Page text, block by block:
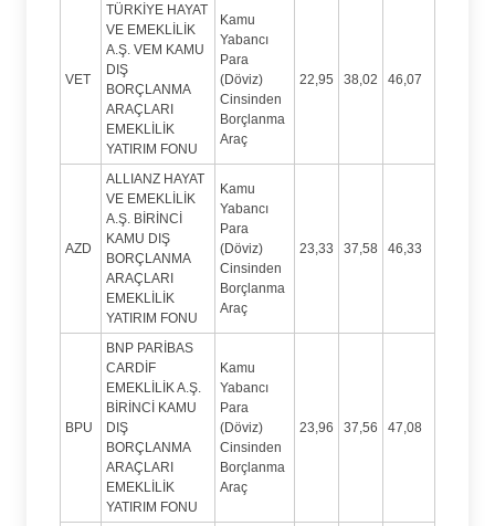
VET
TÜRKİYE HAYAT
VE EMEKLİLİK
A.Ş. VEM KAMU
DIŞ
BORÇLANMA
ARAÇLARI
EMEKLİLİK
YATIRIM FONU
Kamu
Yabancı
Para
(Döviz)
Cinsinden
Borçlanma
Araç
22,95 38,02 46,07
AZD
ALLIANZ HAYAT
VE EMEKLİLİK
A.Ş. BİRİNCİ
KAMU DIŞ
BORÇLANMA
ARAÇLARI
EMEKLİLİK
YATIRIM FONU
Kamu
Yabancı
Para
(Döviz)
Cinsinden
Borçlanma
Araç
23,33 37,58 46,33
BPU
BNP PARİBAS
CARDİF
EMEKLİLİK A.Ş.
BİRİNCİ KAMU
DIŞ
BORÇLANMA
ARAÇLARI
EMEKLİLİK
YATIRIM FONU
Kamu
Yabancı
Para
(Döviz)
Cinsinden
Borçlanma
Araç
23,96 37,56 47,08